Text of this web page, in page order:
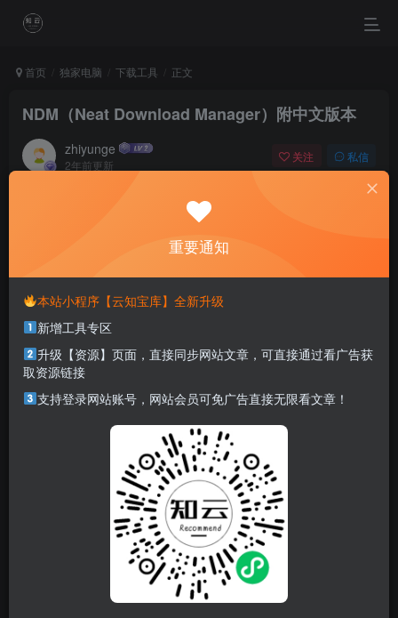
首页 独家电脑 下载工具 正文
NDM（Neat Download Manager）附中文版本
zhiyunge
2年前更新
关注 私信
We’d better struggle for the future rather than regret for
the past.
本站部分资源打包为压缩包以方便分享，涉及较多
解压密码，如果你下载的资源需要解压密码，请点
击解压密码查看
适用系统：Windows,macOs
1、一款免费的多线程下载工具，可以通过调整下载的最大连
接数为 32 线程，同样支持http，https，FTP，http代理和
socks协议，同样支持浏览器插件和资源嗅探。
2、软件在拥有丰富下载功能的前提下，体积超级小，
重要通知
本站小程序【云知宝库】全新升级
新增工具专区
升级【资源】页面，直接同步网站文章，可直接通过看广告获
取资源链接
支持登录网站账号，网站会员可免广告直接无限看文章！